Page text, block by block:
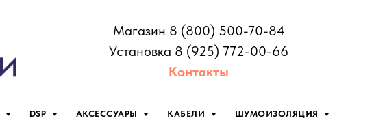
Магазин 8 (800) 500-70-84
Установка 8 (925) 772-00-66
Контакты
DSP АКСЕССУАРЫ КАБЕЛИ
ШУМОИЗОЛЯЦИЯ